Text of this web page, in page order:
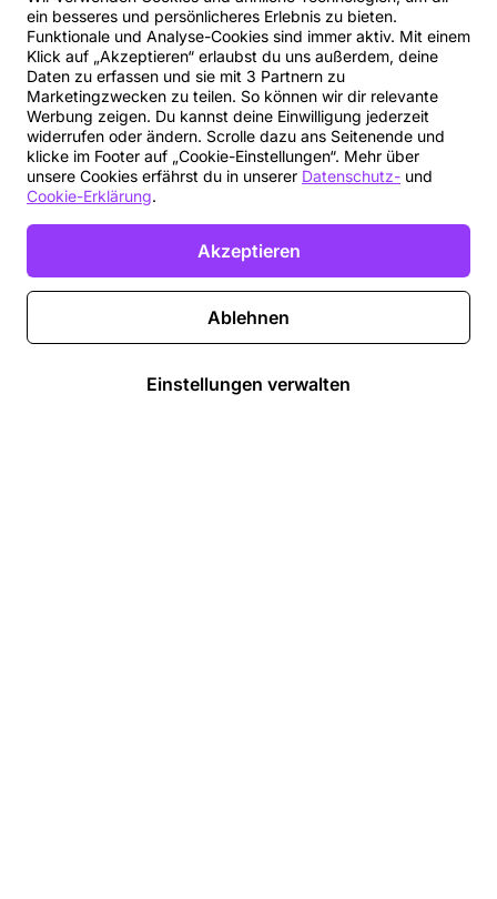
ein besseres und persönlicheres Erlebnis zu bieten.
Funktionale und Analyse-Cookies sind immer aktiv. Mit einem
Klick auf „Akzeptieren“ erlaubst du uns außerdem, deine
Daten zu erfassen und sie mit 3 Partnern zu
Marketingzwecken zu teilen. So können wir dir relevante
Werbung zeigen. Du kannst deine Einwilligung jederzeit
widerrufen oder ändern. Scrolle dazu ans Seitenende und
klicke im Footer auf „Cookie-Einstellungen“. Mehr über
unsere Cookies erfährst du in unserer Datenschutz- und
Cookie-Erklärung.
Akzeptieren
Ablehnen
Einstellungen verwalten